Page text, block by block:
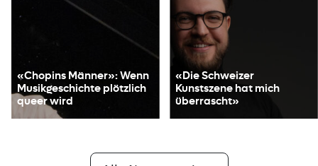
«Chopins Männer»: Wenn
Musikgeschichte plötzlich
queer wird
«Die Schweizer
Kunstszene hat mich
überrascht»